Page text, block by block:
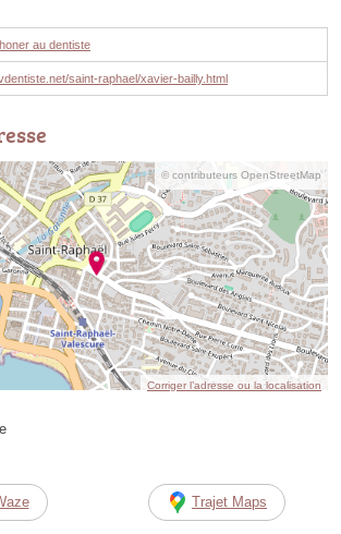
au dentiste
saint-raphael/xavier-bailly.html
© contributeurs OpenStreetMap
Corriger l’adresse ou la localisation
Trajet Maps